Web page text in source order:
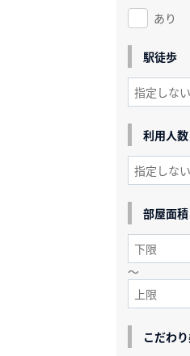
あり
駅徒歩
利用人数
部屋面積
～
こだわ